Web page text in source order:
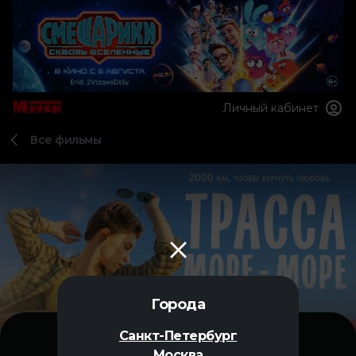
Города
Санкт-Петербург
Личный кабинет
Все фильмы